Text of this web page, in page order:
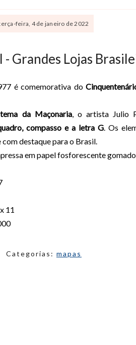
feira, 4 de janeiro de 2022
- Grandes Lojas
é comemorativa do
tema da Maçonaria, o artista Julio
compasso e a letra G. Os
destaque para o Brasil.
em papel fosforescente gomado.
11
Categorias: mapas